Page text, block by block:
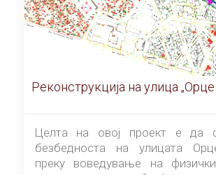
Реконструкција на улица
Целта на овој проект е да
безбедноста на улицата
преку воведување на